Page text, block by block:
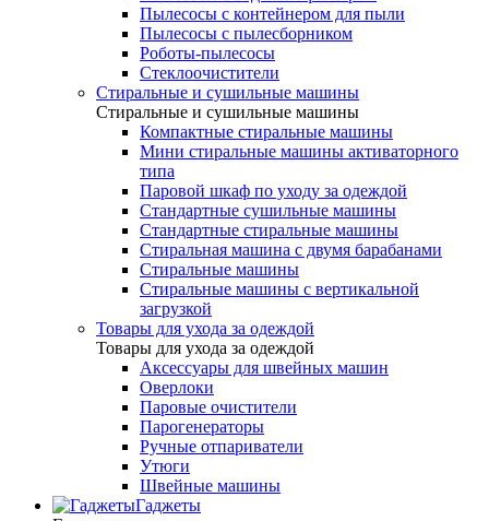
Пылесосы с контейнером для пыли
Пылесосы с пылесборником
Роботы-пылесосы
Стеклоочистители
Стиральные и сушильные машины
Стиральные и сушильные машины
Компактные стиральные машины
Мини стиральные машины активаторного
типа
Паровой шкаф по уходу за одеждой
Стандартные сушильные машины
Стандартные стиральные машины
Стиральная машина с двумя барабанами
Стиральные машины
Стиральные машины с вертикальной
загрузкой
Товары для ухода за одеждой
Товары для ухода за одеждой
Аксессуары для швейных машин
Оверлоки
Паровые очистители
Парогенераторы
Ручные отпариватели
Утюги
Швейные машины
Гаджеты